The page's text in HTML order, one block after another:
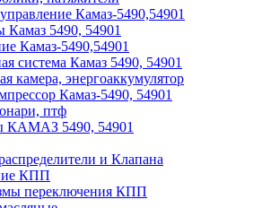
Камаз-5490,54901
Камаз 5490, 54901
Камаз-5490,54901
система Камаз 5490, 54901
камера, энергоаккумулятор
Камаз-5490, 54901
птф
КАМАЗ 5490, 54901
и Клапана
КПП
переключения КПП